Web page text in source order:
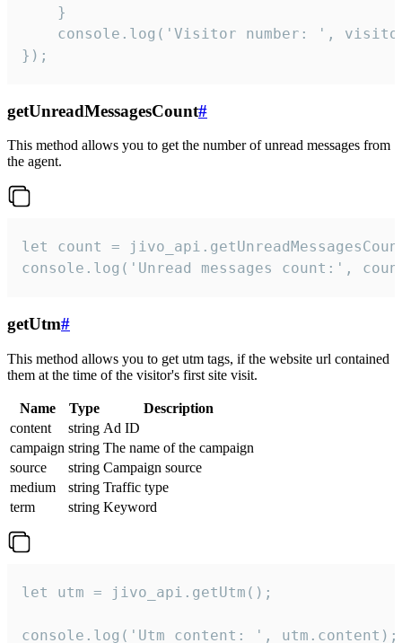
    }
console.log('Visitor number: ',
});
getUnreadMessagesCount#
This method allows you to get the number of unread messages from
the agent.
let count =
console.log('Unread messages count:',
getUtm#
This method allows you to get utm tags, if the website url contained
them at the time of the visitor's first site visit.
Name Type
Description
content
string Ad ID
campaign string The name of the campaign
source
string Campaign source
medium
string Traffic type
term
string Keyword
let utm = jivo_api.getUtm();
console.log('Utm content: ', utm.content);